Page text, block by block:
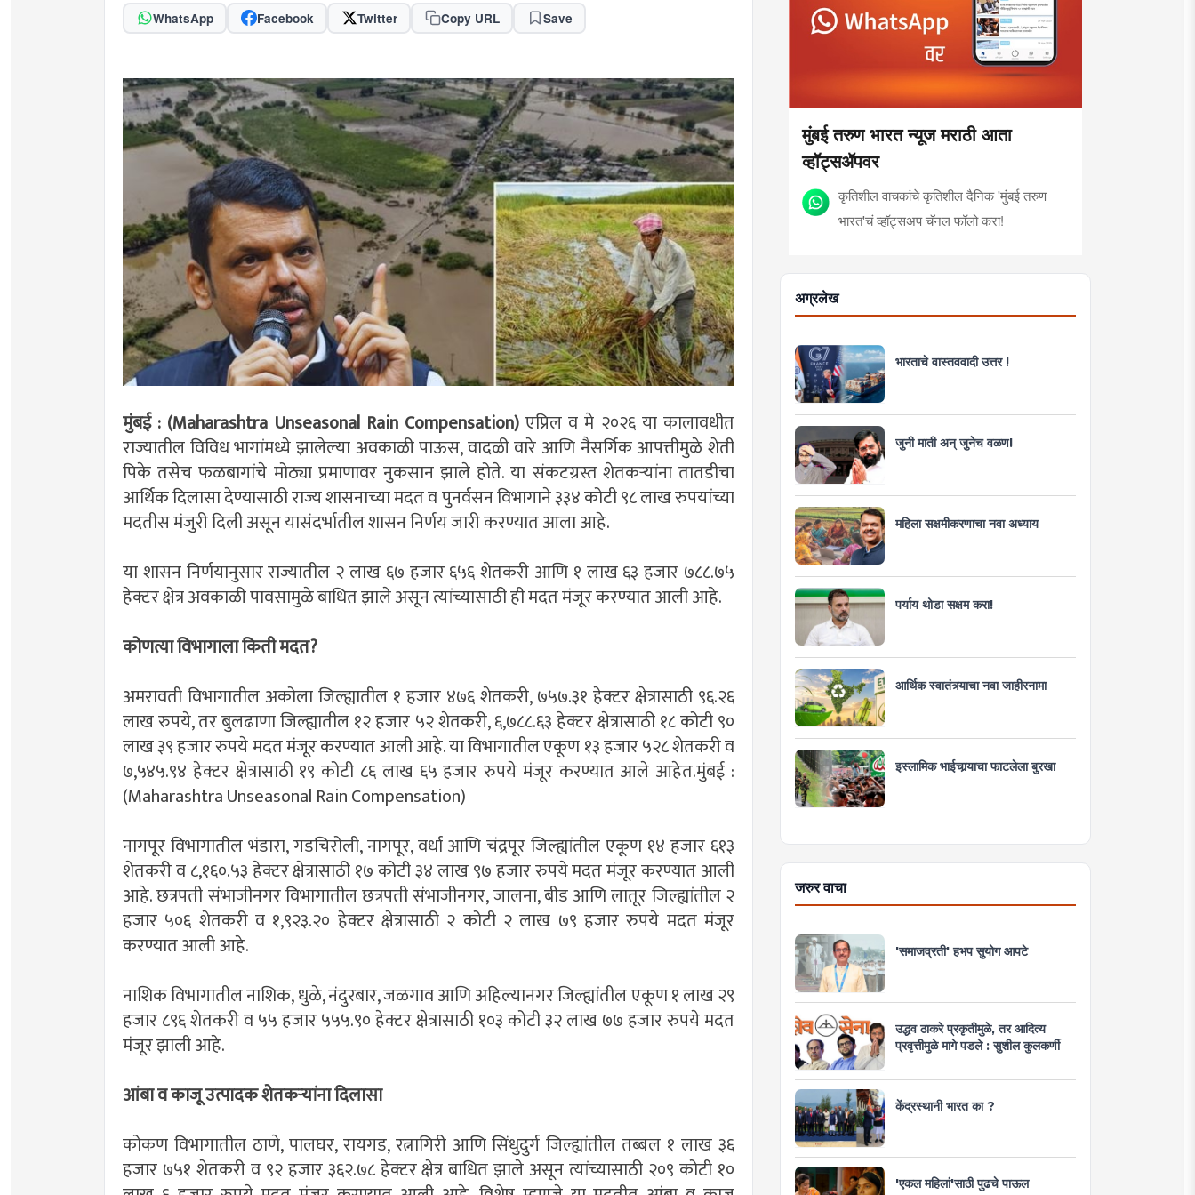
WhatsApp Facebook Twitter Copy URL Save
मुंबई : (Maharashtra Unseasonal Rain Compensation)एप्रिल व मे २०२६ या कालावधीत
राज्यातील विविध भागांमध्ये झालेल्या अवकाळी पाऊस, वादळी वारे आणि नैसर्गिक आपत्तीमुळे शेती
पिके तसेच फळबागांचे मोठ्या प्रमाणावर नुकसान झाले होते. या संकटग्रस्त शेतकऱ्यांना तातडीचा
आर्थिक दिलासा देण्यासाठी राज्य शासनाच्या मदत व पुनर्वसन विभागाने ३३४ कोटी ९८ लाख रुपयांच्या
मदतीस मंजुरी दिली असून यासंदर्भातील शासन निर्णय जारी करण्यात आला आहे.
या शासन निर्णयानुसार राज्यातील २ लाख ६७ हजार ६५६ शेतकरी आणि १ लाख ६३ हजार ७८८.७५
हेक्टर क्षेत्र अवकाळी पावसामुळे बाधित झाले असून त्यांच्यासाठी ही मदत मंजूर करण्यात आली आहे.
कोणत्या विभागाला किती मदत?
अमरावती विभागातील अकोला जिल्ह्यातील १ हजार ४७६ शेतकरी, ७५७.३१ हेक्टर क्षेत्रासाठी ९६.२६
लाख रुपये, तर बुलढाणा जिल्ह्यातील १२ हजार ५२ शेतकरी, ६,७८८.६३ हेक्टर क्षेत्रासाठी १८ कोटी ९०
लाख ३९ हजार रुपये मदत मंजूर करण्यात आली आहे. या विभागातील एकूण १३ हजार ५२८ शेतकरी व
७,५४५.९४ हेक्टर क्षेत्रासाठी १९ कोटी ८६ लाख ६५ हजार रुपये मंजूर करण्यात आले आहेत.मुंबई :
(Maharashtra Unseasonal Rain Compensation)
नागपूर विभागातील भंडारा, गडचिरोली, नागपूर, वर्धा आणि चंद्रपूर जिल्ह्यांतील एकूण १४ हजार ६१३
शेतकरी व ८,१६०.५३ हेक्टर क्षेत्रासाठी १७ कोटी ३४ लाख ९७ हजार रुपये मदत मंजूर करण्यात आली
आहे. छत्रपती संभाजीनगर विभागातील छत्रपती संभाजीनगर, जालना, बीड आणि लातूर जिल्ह्यांतील २
हजार ५०६ शेतकरी व १,९२३.२० हेक्टर क्षेत्रासाठी २ कोटी २ लाख ७९ हजार रुपये मदत मंजूर
करण्यात आली आहे.
नाशिक विभागातील नाशिक, धुळे, नंदुरबार, जळगाव आणि अहिल्यानगर जिल्ह्यांतील एकूण १ लाख २९
हजार ८९६ शेतकरी व ५५ हजार ५५५.९० हेक्टर क्षेत्रासाठी १०३ कोटी ३२ लाख ७७ हजार रुपये मदत
मंजूर झाली आहे.
आंबा व काजू उत्पादक शेतकऱ्यांना दिलासा
कोकण विभागातील ठाणे, पालघर, रायगड, रत्नागिरी आणि सिंधुदुर्ग जिल्ह्यांतील तब्बल १ लाख ३६
हजार ७५१ शेतकरी व ९२ हजार ३६२.७८ हेक्टर क्षेत्र बाधित झाले असून त्यांच्यासाठी २०९ कोटी १०
मुंबई तरुण भारत न्यूज मराठी आता
व्हॉट्सॲपवर
कृतिशील वाचकांचे कृतिशील दैनिक 'मुंबई तरुण
भारत'चं व्हॉट्सअप चॅनल फॉलो करा!
अग्रलेख
भारताचे वास्तववादी उत्तर !
जुनी माती अन् जुनेच वळण!
महिला सक्षमीकरणाचा नवा अध्याय
पर्याय थोडा सक्षम करा!
आर्थिक स्वातंत्र्याचा नवा जाहीरनामा
इस्लामिक भाईचार्‍याचा फाटलेला बुरखा
जरुर वाचा
'समाजव्रती' हभप सुयोग आपटे
उद्धव ठाकरे प्रकृतीमुळे, तर आदित्य
प्रवृत्तीमुळे मागे पडले : सुशील कुलकर्णी
केंद्रस्थानी भारत का ?
'एकल महिलां'साठी पुढचे पाऊल